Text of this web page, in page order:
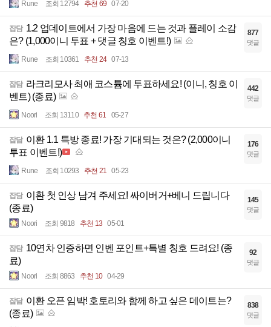
Rune 조회 12794 추천 69 07-20
잡담 1.2 업데이트에서 가장 마음에 드는 것과 플레이 소감
은? (1,000이니 투표 + 댓글 칭호 이벤트!)
Rune 조회 10361 추천 24 07-13
877
댓글
잡담 라크리모사 최애 코스튬에 투표하세요! (이니, 칭호 이
벤트) (종료)
Noori 조회 13110 추천 61 05-27
442
댓글
잡담 이환 1.1 특방 종료! 가장 기대되는 것은? (2,000이니
투표 이벤트!)
Rune 조회 10293 추천 21 05-23
176
댓글
잡담 이환 첫 인상 남겨 주세요! 싸이버거+베니 드립니다
(종료)
Noori 조회 9818 추천 13 05-01
145
댓글
잡담 10연차 인증하면 인벤 포인트+특별 칭호 드려요! (종
료)
Noori 조회 8863 추천 10 04-29
92
댓글
잡담 이환 오픈 임박! 호토리와 함께 하고 싶은 데이트는?
(종료)
838
댓글